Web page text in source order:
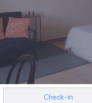
Check-in